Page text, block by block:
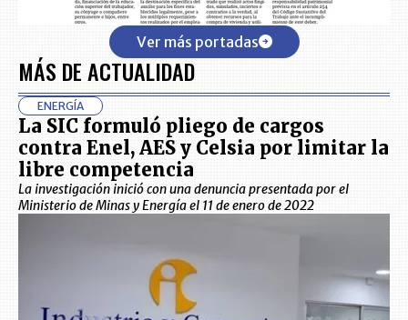
Ver más portadas
MÁS DE ACTUALIDAD
ENERGÍA
La SIC formuló pliego de cargos
contra Enel, AES y Celsia por limitar la
libre competencia
La investigación inició con una denuncia presentada por el
Ministerio de Minas y Energía el 11 de enero de 2022